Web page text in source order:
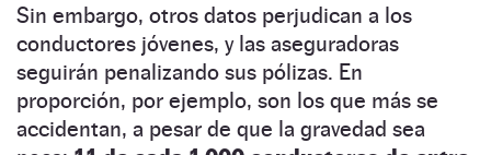
Sin embargo, otros datos perjudican a los
conductores jóvenes, y las aseguradoras
seguirán penalizando sus pólizas. En
proporción, por ejemplo, son los que más se
accidentan, a pesar de que la gravedad sea